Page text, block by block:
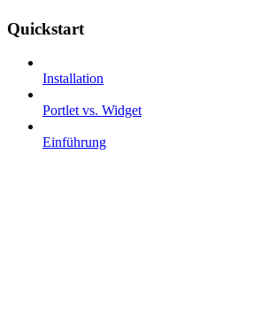
Quickstart
Installation
Portlet vs. Widget
Einführung